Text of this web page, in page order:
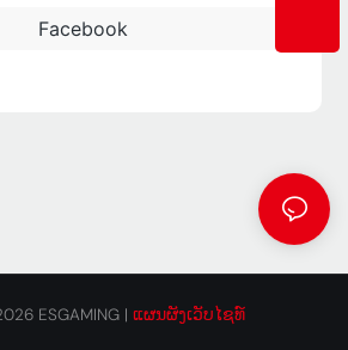
Facebook
ESGAMING | ແຜນຜັງເວັບໄຊທ໌